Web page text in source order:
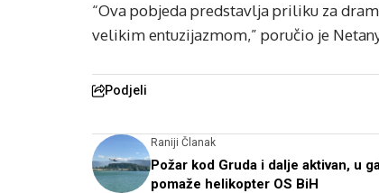
“Ova pobjeda predstavlja priliku za
velikim entuzijazmom,” poručio je
Podjeli
Raniji Članak
Požar kod Gruda i dalje aktivan, u
pomaže helikopter OS BiH